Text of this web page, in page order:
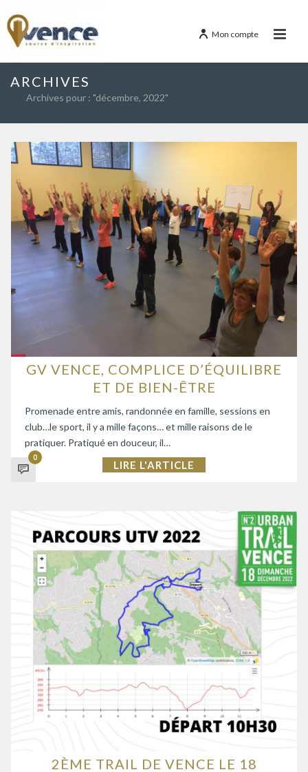
Mon compte
ARCHIVES
Archives pour : "décembre, 2022"
GV VENCE, COMPLICE D’ÉQUILIBRE
ET DE BIEN-ÊTRE
Promenade entre amis, randonnée en famille, sessions en
club…le sport, il y a mille façons… et mille raisons de le
pratiquer. Pratiqué en douceur, il…
0
LIRE L'ARTICLE
2ÈME TRAIL DE VENCE LE 18